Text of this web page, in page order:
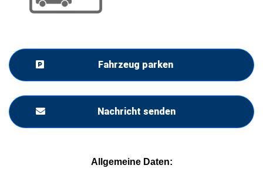
Fahrzeug parken
Nachricht senden
Allgemeine Daten: